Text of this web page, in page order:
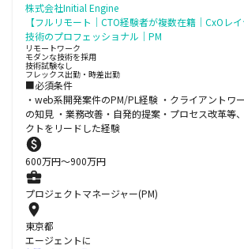
株式会社Initial Engine
【フルリモート｜CTO経験者が複数在籍｜CxOレ
技術のプロフェッショナル｜PM
リモートワーク
モダンな技術を採用
技術試験なし
フレックス出勤・時差出勤
■必須条件
・web系開発案件のPM/PL経験 ・クライアントワ
の知見 ・業務改善・自発的提案・プロセス改革等
クトをリードした経験
600万円〜900万円
プロジェクトマネージャー(PM)
東京都
エージェントに